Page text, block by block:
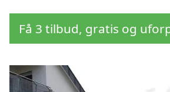
Få 3 tilbud, gratis og